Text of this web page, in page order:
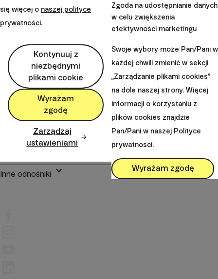
się więcej o naszej polityce
prywatności.
Kontynuuj z
niezbędnymi
plikami cookie
Wyrażam
zgodę
Zarządzaj
ustawieniami
Zgoda na udostępnianie danych
w celu zwiększenia
efektywności marketingu
Swoje wybory może Pan/Pani w
każdej chwili zmienić w sekcji
„Zarządzanie plikami cookies”
na dole naszej strony. Więcej
informacji o korzystaniu z
plików cookies znajdzie
Pan/Pani w naszej Polityce
prywatności.
Wyrażam zgodę
Finax, o.c.p., a.s., Spółka akcyjna, Oddział w Polsce
821 01 Bratislava
Słowacja
perm_phone_msg +48 22 104 09 08
mail client@finax.eu
Ważne informacje
Inne odnośniki keyboard_arrow_down